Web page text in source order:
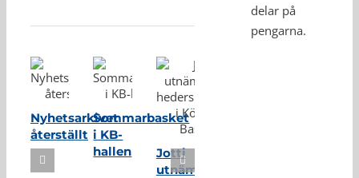
Nyhetsarkivet
återställt
Sommarbasket
i KB-
hallen
Jotti
utnämnd
delar på
pengarna.